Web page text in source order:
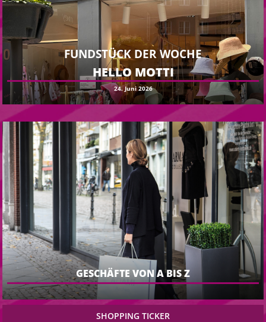
FUNDSTÜCK DER WOCHE
HELLO MOTTI
24. Juni 2026
GESCHÄFTE VON A BIS Z